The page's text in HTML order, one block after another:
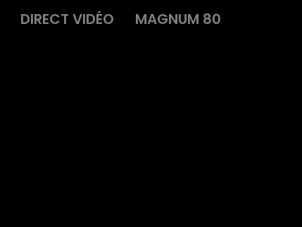
DIRECT VIDÉO
MAGNUM 80